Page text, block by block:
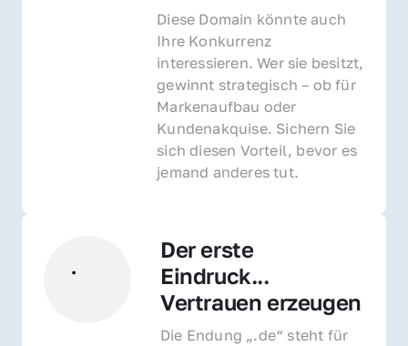
Diese Domain könnte auch
Ihre Konkurrenz
interessieren. Wer sie besitzt,
gewinnt strategisch – ob für
Markenaufbau oder
Kundenakquise. Sichern Sie
sich diesen Vorteil, bevor es
jemand anderes tut.
Der erste
Eindruck...
Vertrauen erzeugen
Die Endung „.de“ steht für